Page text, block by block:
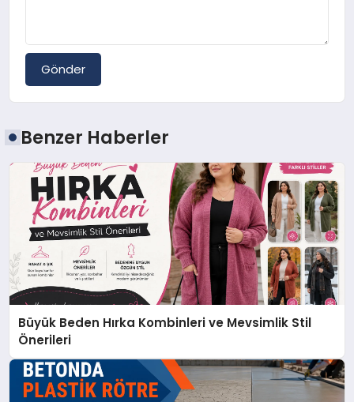
Gönder
Benzer Haberler
Büyük Beden Hırka Kombinleri ve Mevsimlik Stil
Önerileri